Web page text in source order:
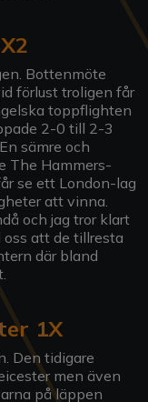
Bottenmöte
förlust troligen får
toppflighten
2-0 till 2-3
sämre och
The Hammers-
se ett London-lag
att vinna.
och jag tror klart
oss att de tillresta
där bland
1X
Den tidigare
men även
på läppen